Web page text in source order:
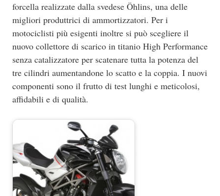
forcella realizzate dalla svedese Öhlins, una delle
migliori produttrici di ammortizzatori. Per i
motociclisti più esigenti inoltre si può scegliere il
nuovo collettore di scarico in titanio High Performance
senza catalizzatore per scatenare tutta la potenza del
tre cilindri aumentandone lo scatto e la coppia. I nuovi
componenti sono il frutto di test lunghi e meticolosi,
affidabili e di qualità.